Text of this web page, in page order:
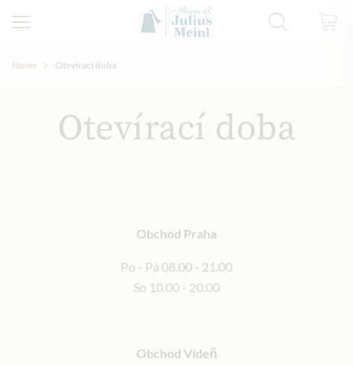
Home Otevírací doba
Otevírací doba
Obchod Praha
Po - Pá 08.00 - 21.00
So 10.00 - 20.00
Obchod Vídeň